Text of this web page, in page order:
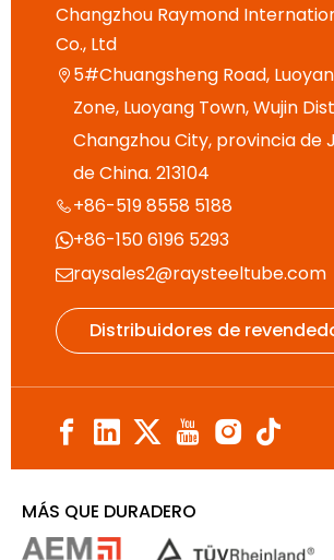
Changzhou Raymond
Co., Ltd
 5#Chuangsheng Road,
Zone, Luoyang Town, Wujin
Changzhou City, provincia de
de China. 213104
+86-519 8558 5188
+86-150 6196 5293
raysales2@raysteeltube.com
Distribuidores de
MÁS QUE DURADERO